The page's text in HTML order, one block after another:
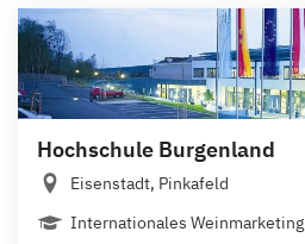
Hochschule Burgenland
Eisenstadt, Pinkafeld
Internationales Weinmarketing